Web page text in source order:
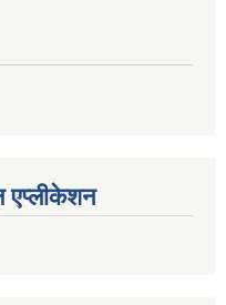
एप्लीकेशन